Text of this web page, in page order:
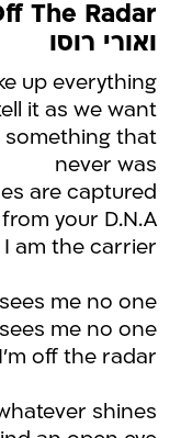
ואורי רוסו
up everything
it as we want
something that
never was
are captured
your D.N.A
am the carrier
me no one
me no one
I'm off the radar
shines